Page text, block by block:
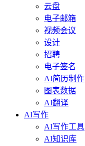
云盘
电子邮箱
视频会议
设计
招聘
电子签名
AI简历制作
图表数据
AI翻译
AI写作
AI写作工具
AI知识库